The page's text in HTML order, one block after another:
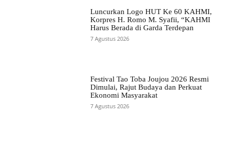
Luncurkan Logo HUT Ke 60 KAHMI,
Korpres H. Romo M. Syafii, “KAHMI
Harus Berada di Garda Terdepan
7 Agustus 2026
Festival Tao Toba Joujou 2026 Resmi
Dimulai, Rajut Budaya dan Perkuat
Ekonomi Masyarakat
7 Agustus 2026